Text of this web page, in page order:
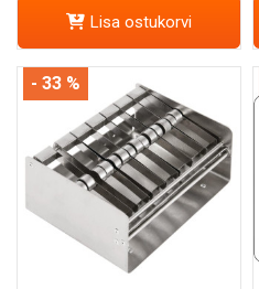
Lisa ostukorvi
- 33 %